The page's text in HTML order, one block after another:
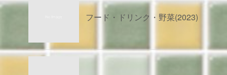
フード・ドリンク・野菜(2023)